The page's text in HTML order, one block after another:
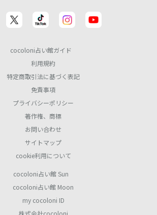
cocoloni占い館ガイド
利用規約
特定商取引法に基づく表記
免責事項
プライバシーポリシー
著作権、商標
お問い合わせ
サイトマップ
cookie利用について
cocoloni占い館 Sun
cocoloni占い館 Moon
my cocoloni ID
株式会社cocoloni